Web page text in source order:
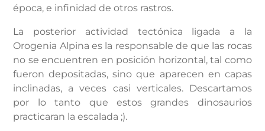
época, e infinidad de otros rastros.
La posterior actividad tectónica ligada a la
Orogenia Alpina es la responsable de que las rocas
no se encuentren en posición horizontal, tal como
fueron depositadas, sino que aparecen en capas
inclinadas, a veces casi verticales. Descartamos
por lo tanto que estos grandes dinosaurios
practicaran la escalada ;).